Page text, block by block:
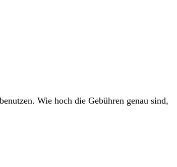
Wie hoch die Gebühren genau sind,